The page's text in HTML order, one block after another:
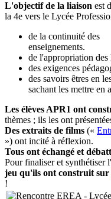
L'objectif de la liaison est
la 4e vers le Lycée
de la continuité des
enseignements.
de l'appropriation des
des exigences
des savoirs êtres en
sachant les mettre en
Les élèves APR1 ont
thèmes ; ils les ont
Des extraits de films («
») ont incité à réflexion.
Tous ont échangé et
Pour finaliser et synthétiser
jeu qu'ils ont construit sur
!